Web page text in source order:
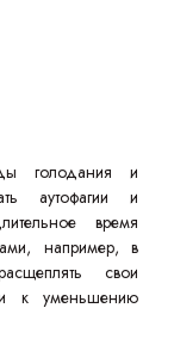
голодания и
аутофагии и
время
например, в
свои
к уменьшению